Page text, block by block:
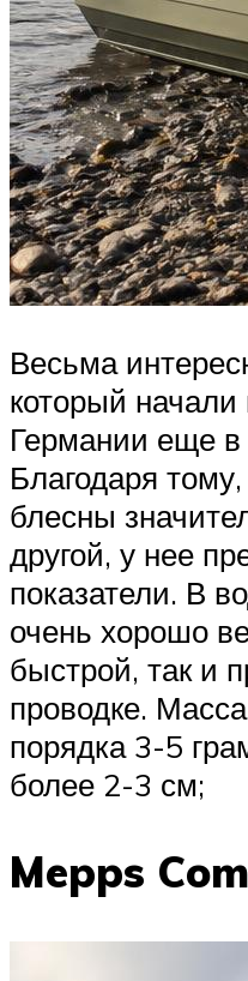
Весьма
который начали
Германии еще
Благодаря
блесны
другой, у нее
показатели. В
очень хорошо
быстрой, так и
проводке.
порядка 3-5
более 2-3 см;
Mepps